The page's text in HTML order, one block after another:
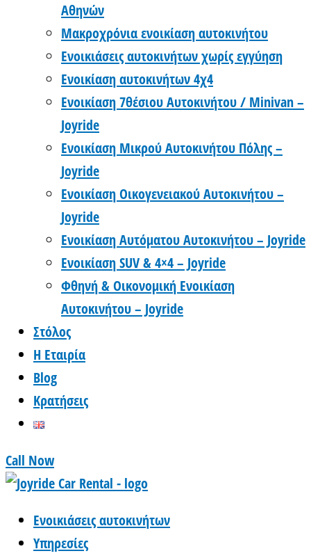
Αθηνών
Μακροχρόνια ενοικίαση αυτοκινήτου
Ενοικιάσεις αυτοκινήτων χωρίς εγγύηση
Ενοικίαση αυτοκινήτων 4χ4
Ενοικίαση 7θέσιου Αυτοκινήτου / Minivan –
Joyride
Ενοικίαση Μικρού Αυτοκινήτου Πόλης –
Joyride
Ενοικίαση Οικογενειακού Αυτοκινήτου –
Joyride
Ενοικίαση Αυτόματου Αυτοκινήτου – Joyride
Ενοικίαση SUV & 4×4 – Joyride
Φθηνή & Οικονομική Ενοικίαση
Αυτοκινήτου – Joyride
Στόλος
Η Εταιρία
Blog
Κρατήσεις
Call Now
Ενοικιάσεις αυτοκινήτων
Υπηρεσίες